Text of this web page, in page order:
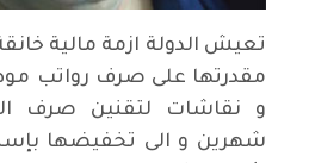
تعيش الدولة ازمة مالية
مقدرتها على صرف رواتب
و نقاشات لتقنين صرف
شهرين و الى تخفيضها بإسم